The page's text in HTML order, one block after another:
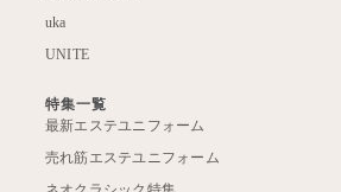
uka
UNITE
特集一覧
最新エステユニフォーム
売れ筋エステユニフォーム